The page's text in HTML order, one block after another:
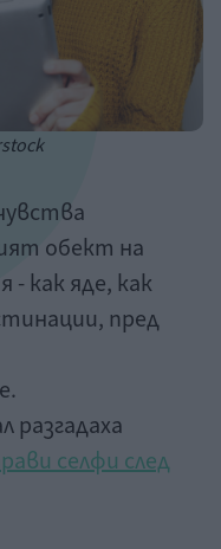
обект на
как яде, как
пред
разгадаха
селфи след